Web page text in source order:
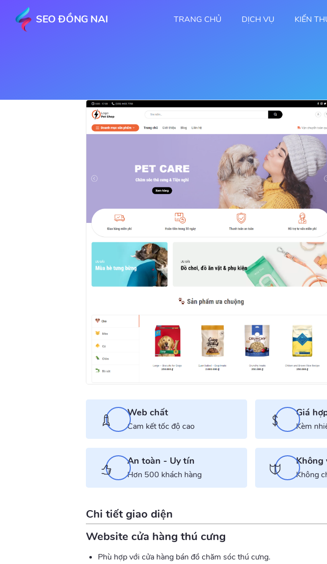
SEO ĐỒNG NAI TRANG CHỦ DỊCH VỤ KIẾN
Web chất
Cam kết tốc độ cao
Giá
Kèm
An toàn - Uy tín
Hơn 500 khách hàng
Không
Không
Chi tiết giao diện
Website cửa hàng thú cưng
Phù hợp với cửa hàng bán đồ chăm sóc thú cưng.